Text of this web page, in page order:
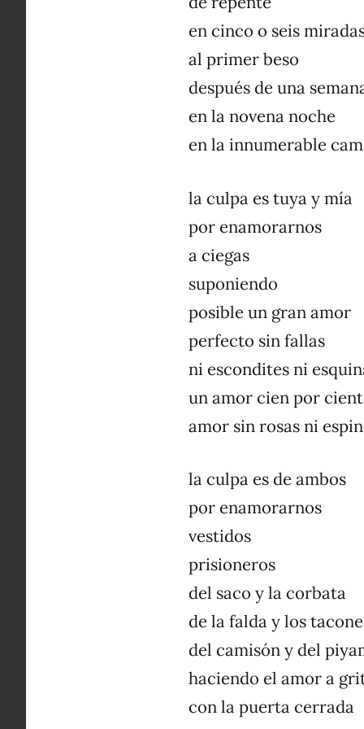
en cinco o seis
al primer beso
después de una
en la novena noche
en la innumerable
la culpa es tuya y mía
por enamorarnos
a ciegas
suponiendo
posible un gran amor
perfecto sin fallas
ni escondites ni
un amor cien por
amor sin rosas ni
la culpa es de ambos
por enamorarnos
vestidos
prisioneros
del saco y la corbata
de la falda y los
del camisón y del
haciendo el amor a
con la puerta cerrada